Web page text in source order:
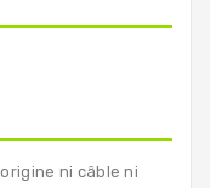
ni câble ni